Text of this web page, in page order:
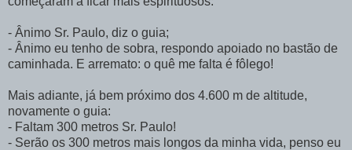
- Ânimo Sr. Paulo, diz o guia;
- Ânimo eu tenho de sobra, respondo apoiado no bastão de
caminhada. E arremato: o quê me falta é fôlego!
Mais adiante, já bem próximo dos 4.600 m de altitude,
novamente o guia:
- Faltam 300 metros Sr. Paulo!
- Serão os 300 metros mais longos da minha vida, penso eu